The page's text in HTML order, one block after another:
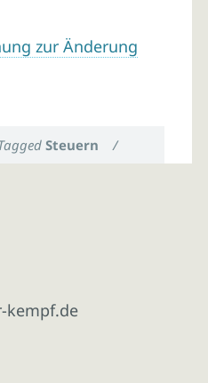
zur Änderung
Steuern /
kempf.de